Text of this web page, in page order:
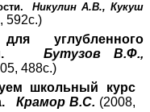
Никулин А.В., Кукуш
592с.)
углубленного
Бутузов В.Ф.,
488с.)
школьный курс
Крамор В.С. (2008,